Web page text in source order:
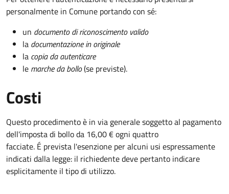
personalmente in Comune portando con sé:
un documento di riconoscimento valido
la documentazione in originale
la copia da autenticare
le marche da bollo(se previste).
Costi
Questo procedimento è in via generale soggetto al pagamento
dell'imposta di bollo da 16,00 € ogni quattro
facciate. É prevista l'esenzione per alcuni usi espressamente
indicati dalla legge: il richiedente deve pertanto indicare
esplicitamente il tipo di utilizzo.